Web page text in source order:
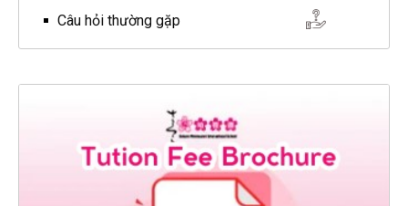
Câu hỏi thường gặp